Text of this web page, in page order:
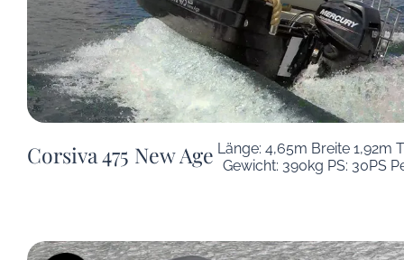
Corsiva 475 New Age Länge: 4,65m Breite 1,92m
Gewicht: 390kg PS: 30PS